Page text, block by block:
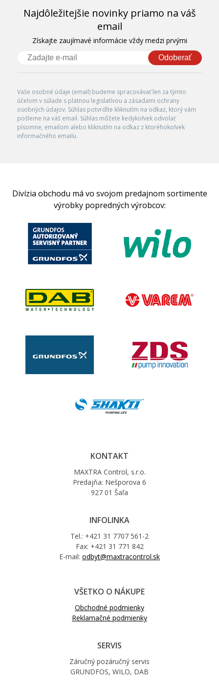
Najdôležitejšie novinky priamo na váš
email
Získajte zaujímavé informácie vždy medzi prvými
Odoberať
Vaše osobné údaje (email) budeme spracovávať len za týmto
účelom v súlade s platnou legislatívou a zásadami ochrany
osobných údajov. Súhlas potvrdíte kliknutím na odkaz, ktorý vám
pošleme na váš email. Súhlas môžete kedykoľvek odvolať
písomne, emailom alebo kliknutím na odkaz z ktoréhokoľvek
informačného emailu.
Divízia obchodu má vo svojom predajnom sortimente
výrobky popredných výrobcov:
KONTAKT
MAXTRA Control, s.r.o.
Predajňa: Nešporova 6
927 01 Šaľa
INFOLINKA
Tel.: +421 31 7707 561-2
Fax: +421 31 771 842
E-mail: odbyt@maxtracontrol.sk
VŠETKO O NÁKUPE
Obchodné podmienky
Reklamačné podmienky
SERVIS
Záručný pozáručný servis
GRUNDFOS, WILO, DAB